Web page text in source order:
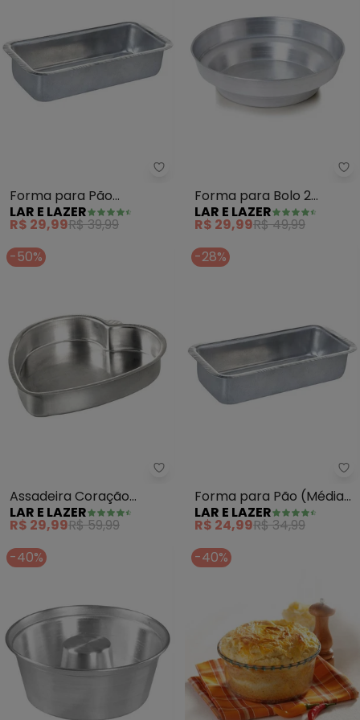
Lar e Lazer - Forma para Pão
Forma para Pão
(Grande) 30 cm
LAR E LAZER
R$ 29,99R$ 39,99
Forma para Bolo 2
Andares 1 Peça
LAR E LAZER
R$ 29,99R$ 49,99
-50%
Lar e Lazer - Assadeira
Assadeira Coração
(Prata N°2)
LAR E LAZER
R$ 29,99R$ 59,99
-28%
Forma para Pão (Média)
26 cm
LAR E LAZER
R$ 24,99R$ 34,99
-40%
-40%